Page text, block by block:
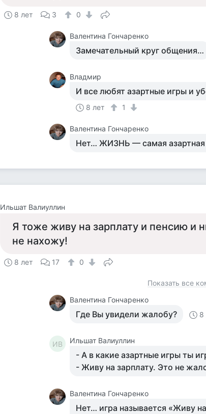
8 лет 3 0
Валентина Гончаренко
Замечательный круг общения…
Владмир
И все любят азартные игры и
8 лет 1
Валентина Гончаренко
Нет… ЖИЗНЬ — самая азартная
Ильшат Валиуллин
Я тоже живу на зарплату и пенсию и
не нахожу!
8 лет 17 0
Показать все
Валентина Гончаренко
Где Вы увидели жалобу? 8
ИВ Ильшат Валиуллин
- А в какие азартные игры ты
- Живу на зарплату. Это не
Валентина Гончаренко
Нет… игра называется «Живу